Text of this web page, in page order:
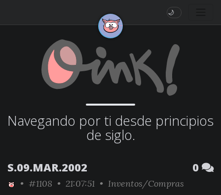
🌙
Navegando por ti desde principios
de siglo.
S.09.MAR.2002 0
• #1108 • 21:07:51 • Inventos/Compras